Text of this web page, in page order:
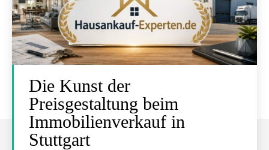
Die Kunst der
Preisgestaltung beim
Immobilienverkauf in
Stuttgart